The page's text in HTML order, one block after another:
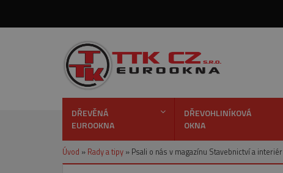
DŘEVĚNÁ
EUROOKNA
DŘEVOHLINÍKOVÁ
OKNA
Úvod » Rady a tipy » Psali o nás v magazínu Stavebnictví a interiér